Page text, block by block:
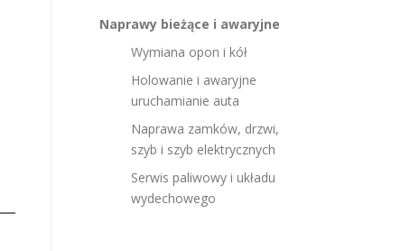
Naprawy bieżące i awaryjne
Wymiana opon i kół
Holowanie i awaryjne
uruchamianie auta
Naprawa zamków, drzwi,
szyb i szyb elektrycznych
Serwis paliwowy i układu
wydechowego